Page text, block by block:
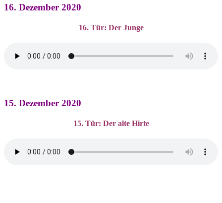
16. Dezember 2020
16. Tür: Der Junge
15. Dezember 2020
15. Tür: Der alte Hirte